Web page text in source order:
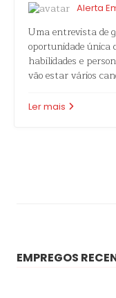
Alerta
Uma entrevista de
oportunidade única
habilidades e
vão estar vários
Ler mais
EMPREGOS